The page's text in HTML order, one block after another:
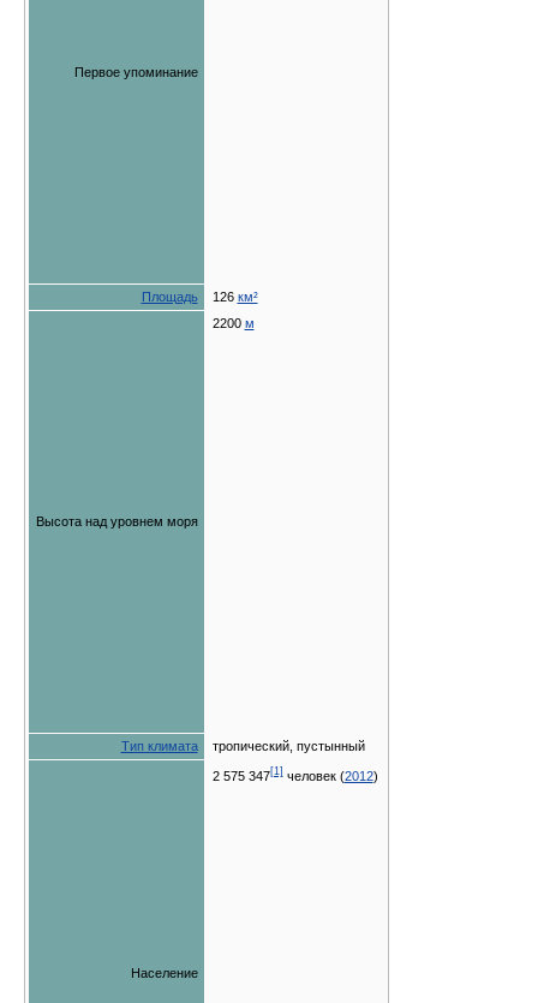
Первое упоминание
Площадь 126 км²
Высота над уровнем моря
2200 м
Тип климата тропический, пустынный
Население
2 575 347[1] человек (2012)